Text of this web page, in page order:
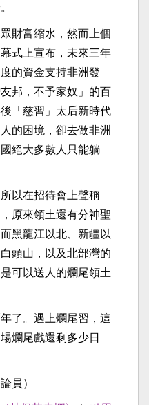
財富縮水，然而上個
式上宣布，未來三年
的資金支持非洲發
邦，不予家奴」的百
「慈習」太后新時代
的困境，卻去做非洲
絕大多數人只能躺
以在招待會上聲稱
原來領土還有分神聖
黑龍江以北、新疆以
頭山，以及北部灣的
可以送人的爛尾領土
了。遇上爛尾習，這
爛尾戲還剩多少日
員）